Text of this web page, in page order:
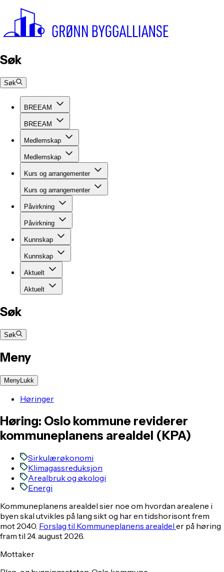
Søk
Søk
BREEAM
BREEAM
Medlemskap
Medlemskap
Kurs og arrangementer
Kurs og arrangementer
Påvirkning
Påvirkning
Kunnskap
Kunnskap
Aktuelt
Aktuelt
Søk
Søk
Meny
MenyLukk
Høringer
Høring: Oslo kommune reviderer
kommuneplanens arealdel (KPA)
Sirkulærøkonomi
Klimagassreduksjon
Arealbruk og økologi
Energi
Kommuneplanens arealdel sier noe om hvordan arealene i
byen skal utvikles på lang sikt og har en tidshorisont frem
mot 2040. Forslag til Kommuneplanens arealdel er på høring
fram til 24. august 2026.
Mottaker